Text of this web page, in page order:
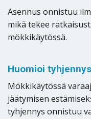
Asennus onnistuu
mikä tekee
mökkikäytössä.
Huomioi
Mökkikäytössä
jäätymisen
tyhjennys onnistuu